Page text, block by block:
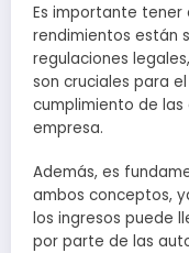
Es importante
rendimientos están
regulaciones
son cruciales para
cumplimiento de
empresa.
Además, es
ambos conceptos,
los ingresos puede
por parte de las